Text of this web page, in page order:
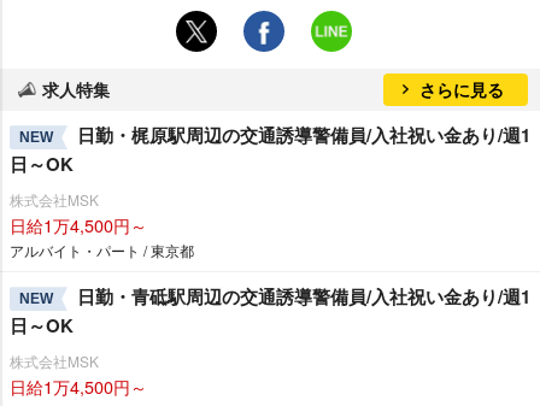
求人特集 さらに見る
NEW
日勤・梶原駅周辺の交通誘導警備員/入社祝い金あり/週1
日～OK
株式会社MSK
日給1万4,500円～
アルバイト・パート / 東京都
NEW
日勤・青砥駅周辺の交通誘導警備員/入社祝い金あり/週1
日～OK
株式会社MSK
日給1万4,500円～